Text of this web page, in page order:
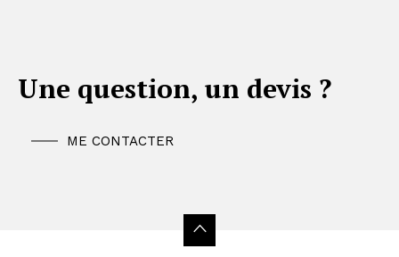
Une question, un devis ?
ME CONTACTER